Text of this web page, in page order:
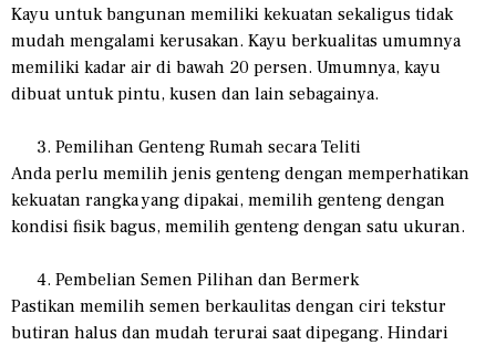
Kayu untuk bangunan memiliki kekuatan sekaligus tidak
mudah mengalami kerusakan. Kayu berkualitas umumnya
memiliki kadar air di bawah 20 persen. Umumnya, kayu
dibuat untuk pintu, kusen dan lain sebagainya.
Pemilihan Genteng Rumah secara Teliti
Anda perlu memilih jenis genteng dengan memperhatikan
kekuatan rangka yang dipakai, memilih genteng dengan
kondisi fisik bagus, memilih genteng dengan satu ukuran.
Pembelian Semen Pilihan dan Bermerk
Pastikan memilih semen berkaulitas dengan ciri tekstur
butiran halus dan mudah terurai saat dipegang. Hindari